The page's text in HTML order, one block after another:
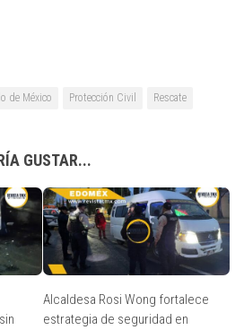
de México Protección Civil Rescate
GUSTAR...
Alcaldesa Rosi Wong fortalece
estrategia de seguridad en